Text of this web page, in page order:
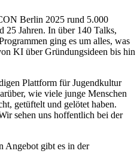
Berlin 2025 rund 5.000
25 Jahren. In über 140 Talks,
ging es um alles, was
KI über Gründungsideen bis hin
Plattform für Jugendkultur
wie viele junge Menschen
getüftelt und gelötet haben.
sehen uns hoffentlich bei der
Angebot gibt es in der